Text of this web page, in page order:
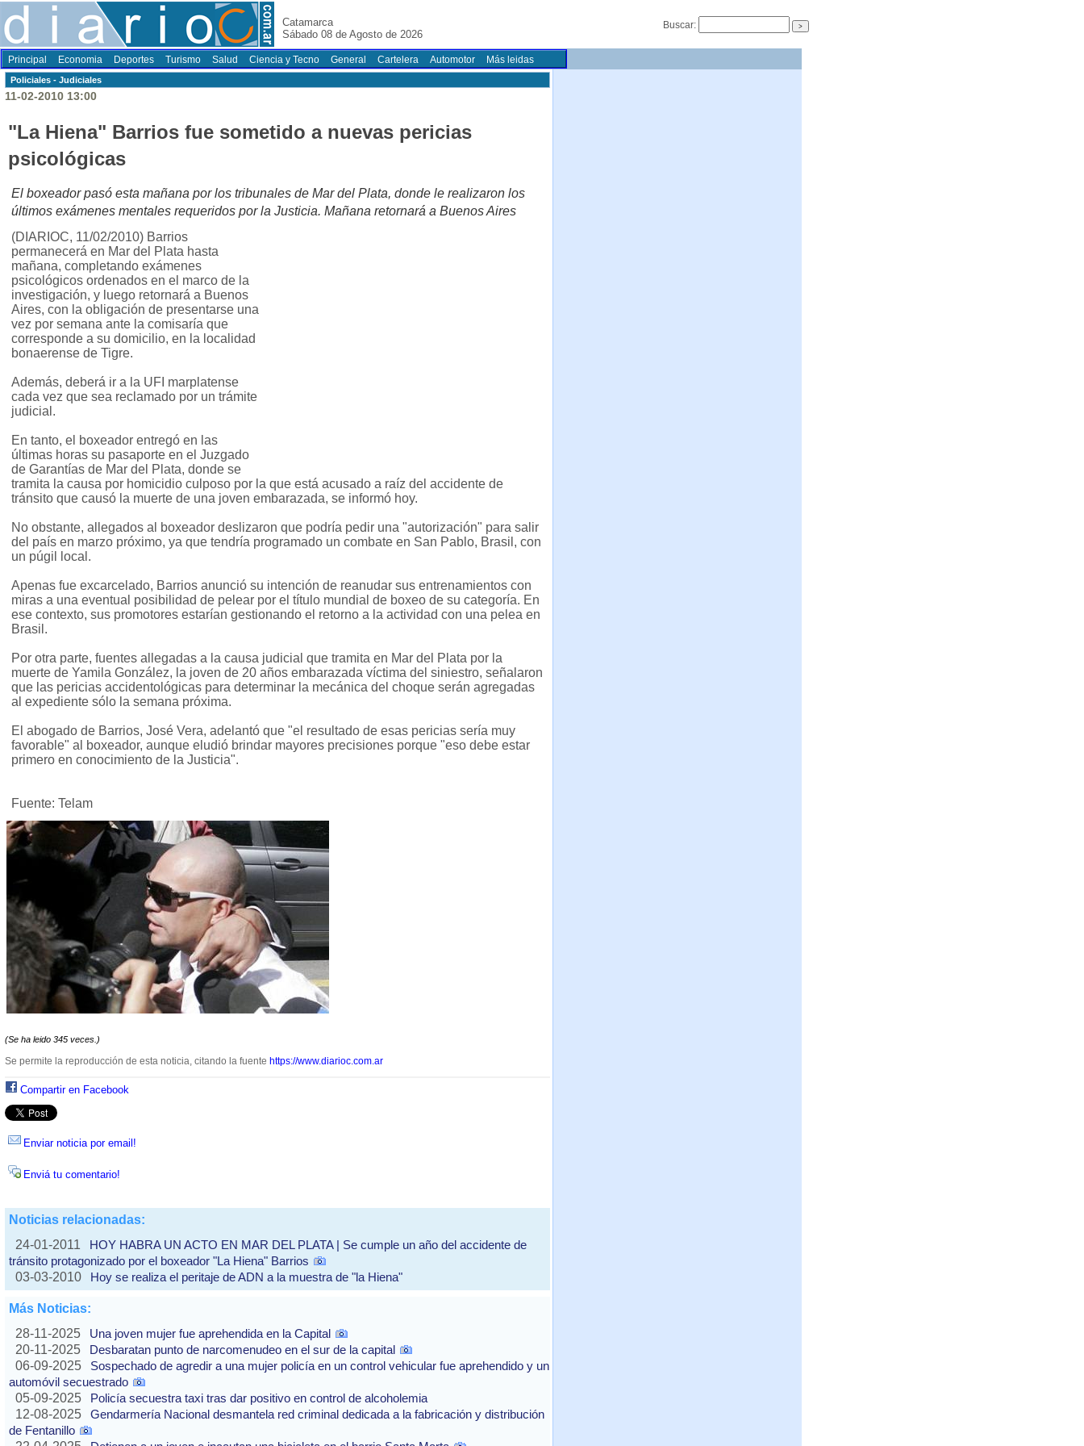
Catamarca
Sábado 08 de Agosto de 2026
Buscar:
Principal Economia Deportes Turismo Salud Ciencia y Tecno General Cartelera Automotor Más leidas
Policiales - Judiciales
11-02-2010 13:00
"La Hiena" Barrios fue sometido a nuevas pericias
psicológicas
El boxeador pasó esta mañana por los tribunales de Mar del Plata, donde le realizaron los
últimos exámenes mentales requeridos por la Justicia. Mañana retornará a Buenos Aires
(DIARIOC, 11/02/2010) Barrios
permanecerá en Mar del Plata hasta
mañana, completando exámenes
psicológicos ordenados en el marco de la
investigación, y luego retornará a Buenos
Aires, con la obligación de presentarse una
vez por semana ante la comisaría que
corresponde a su domicilio, en la localidad
bonaerense de Tigre.
Además, deberá ir a la UFI marplatense
cada vez que sea reclamado por un trámite
judicial.
En tanto, el boxeador entregó en las
últimas horas su pasaporte en el Juzgado
de Garantías de Mar del Plata, donde se
tramita la causa por homicidio culposo por la que está acusado a raíz del accidente de
tránsito que causó la muerte de una joven embarazada, se informó hoy.
No obstante, allegados al boxeador deslizaron que podría pedir una "autorización" para salir
del país en marzo próximo, ya que tendría programado un combate en San Pablo, Brasil, con
un púgil local.
Apenas fue excarcelado, Barrios anunció su intención de reanudar sus entrenamientos con
miras a una eventual posibilidad de pelear por el título mundial de boxeo de su categoría. En
ese contexto, sus promotores estarían gestionando el retorno a la actividad con una pelea en
Brasil.
Por otra parte, fuentes allegadas a la causa judicial que tramita en Mar del Plata por la
muerte de Yamila González, la joven de 20 años embarazada víctima del siniestro, señalaron
que las pericias accidentológicas para determinar la mecánica del choque serán agregadas
al expediente sólo la semana próxima.
El abogado de Barrios, José Vera, adelantó que "el resultado de esas pericias sería muy
favorable" al boxeador, aunque eludió brindar mayores precisiones porque "eso debe estar
primero en conocimiento de la Justicia".
Fuente: Telam
(Se ha leido 345 veces.)
Se permite la reproducción de esta noticia, citando la fuente https://www.diarioc.com.ar
Compartir en Facebook
Enviar noticia por email!
Enviá tu comentario!
Noticias relacionadas:
24-01-2011
HOY HABRA UN ACTO EN MAR DEL PLATA | Se cumple un año del accidente de
tránsito protagonizado por el boxeador "La Hiena" Barrios
03-03-2010
Hoy se realiza el peritaje de ADN a la muestra de "la Hiena"
Más Noticias:
28-11-2025
Una joven mujer fue aprehendida en la Capital
20-11-2025
Desbaratan punto de narcomenudeo en el sur de la capital
06-09-2025
Sospechado de agredir a una mujer policía en un control vehicular fue aprehendido y un
automóvil secuestrado
05-09-2025
Policía secuestra taxi tras dar positivo en control de alcoholemia
12-08-2025
Gendarmería Nacional desmantela red criminal dedicada a la fabricación y distribución
de Fentanillo